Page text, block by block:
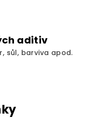
aditiv
sůl, barviva apod.